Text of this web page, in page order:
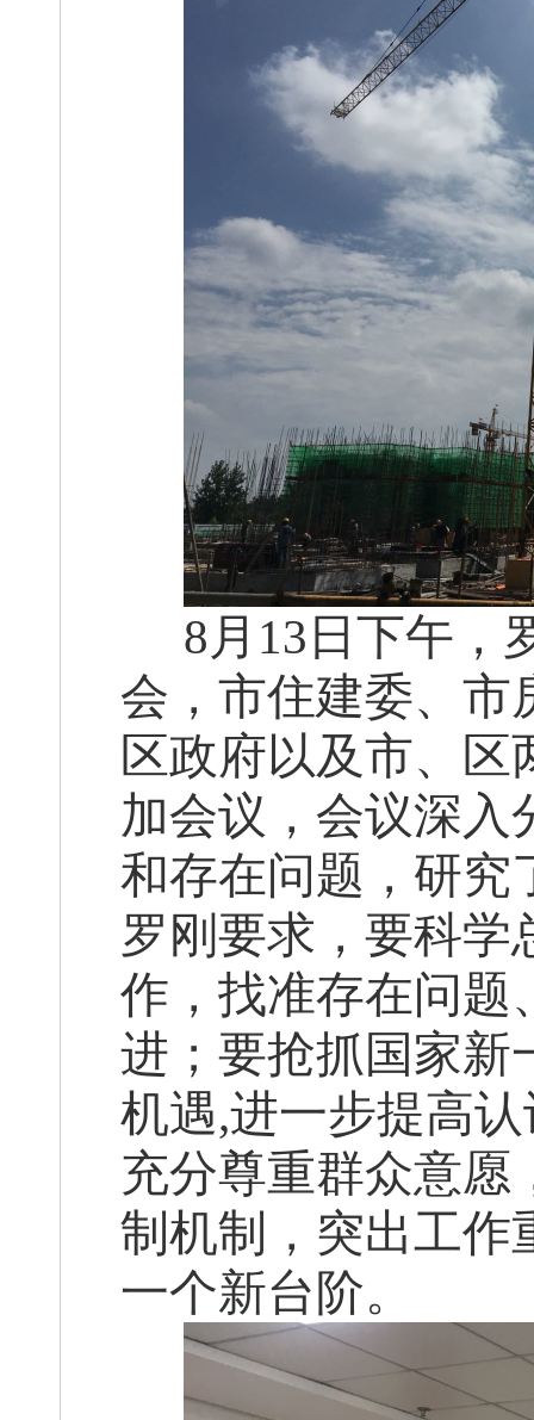
8月13日下午，
会，市住建委、市
区政府以及市、
加会议，会议深入
和存在问题，研究
罗刚要求，要科学
作，找准存在问题
进；要抢抓国家新
机遇,进一步提高
充分尊重群众意愿
制机制，突出工作
一个新台阶。